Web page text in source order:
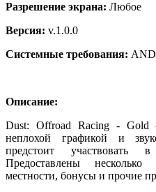
Разрешение экрана: Любое
Версия: v.1.0.0
Системные требования:
Описание:
Dust: Offroad Racing - Gold -
неплохой графикой и
предстоит
Предоставлены
местности, бонусы и прочие